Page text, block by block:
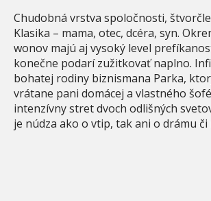
Chudobná vrstva spoločnosti,
Klasika – mama, otec, dcéra, syn.
wonov majú aj vysoký level
konečne podarí zužitkovať naplno.
bohatej rodiny biznismana Parka,
vrátane pani domácej a vlastného
intenzívny stret dvoch odlišných
je núdza ako o vtip, tak ani o drámu či